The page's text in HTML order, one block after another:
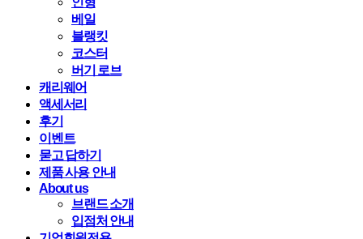
베일
블랭킷
코스터
버기 로브
캐리웨어
액세서리
후기
이벤트
묻고 답하기
제품 사용 안내
About us
브랜드 소개
입점처 안내